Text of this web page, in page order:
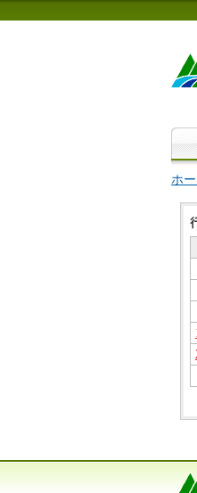
ホ